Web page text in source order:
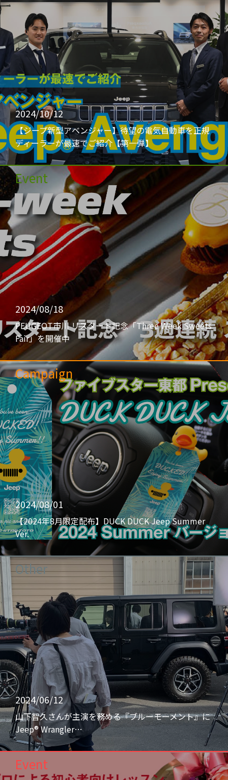
2024/10/12
【ジープ新型アベンジャー】待望の電気自動車を正規
ディーラーが最速でご紹介【第一弾】
Event
2024/08/18
PEUGEOT市川 リスタート記念「Three Week Sweets
Fair」を開催中
Campaign
2024/08/01
【2024年8月限定配布】DUCK DUCK Jeep Summer
Ver.
Other
2024/06/12
山下智久さんが主演を務める『ブルーモーメント』に
Jeep® Wrangler…
Event